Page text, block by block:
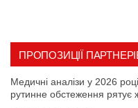
ПРОПОЗИЦІЇ
Медичні аналізи у 2026
рутинне обстеження рятує